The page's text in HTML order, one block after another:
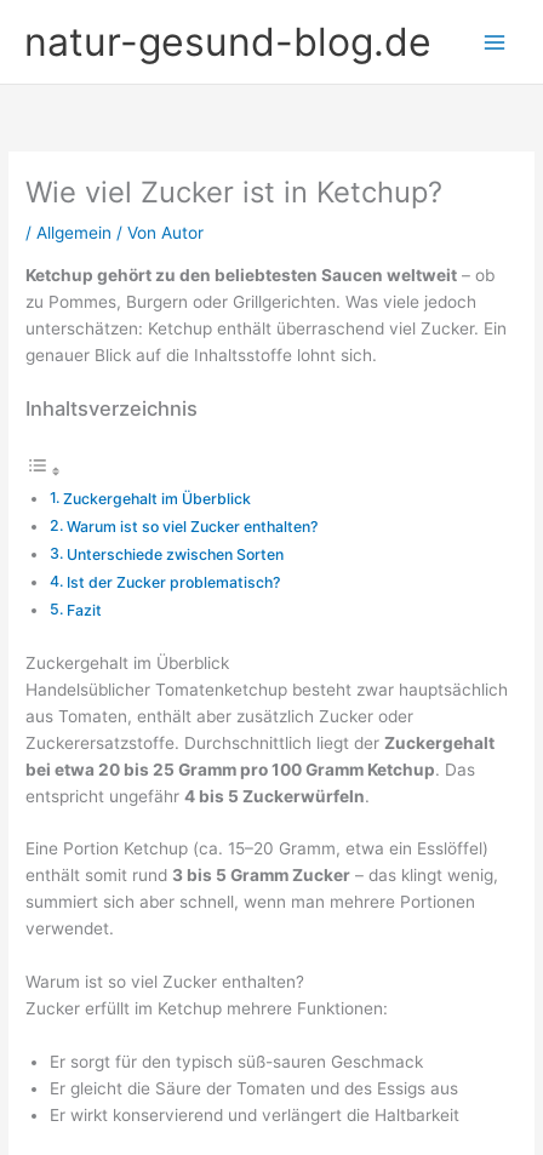
Inhaltnatur-gesund-blog.de
Wie viel Zucker ist in Ketchup?
/Allgemein / VonAutor
Ketchup gehört zu den beliebtesten Saucen weltweit – ob
zu Pommes, Burgern oder Grillgerichten. Was viele jedoch
unterschätzen: Ketchup enthält überraschend viel Zucker. Ein
genauer Blick auf die Inhaltsstoffe lohnt sich.
Inhaltsverzeichnis
Zuckergehalt im Überblick
Warum ist so viel Zucker enthalten?
Unterschiede zwischen Sorten
Ist der Zucker problematisch?
Fazit
Zuckergehalt im Überblick
Handelsüblicher Tomatenketchup besteht zwar hauptsächlich
aus Tomaten, enthält aber zusätzlich Zucker oder
Zuckerersatzstoffe. Durchschnittlich liegt derZuckergehalt
bei etwa 20 bis 25 Gramm pro 100 Gramm Ketchup. Das
entspricht ungefähr4 bis 5 Zuckerwürfeln.
Eine Portion Ketchup (ca. 15–20 Gramm, etwa ein Esslöffel)
enthält somit rund 3 bis 5 Gramm Zucker – das klingt wenig,
summiert sich aber schnell, wenn man mehrere Portionen
verwendet.
Warum ist so viel Zucker enthalten?
Zucker erfüllt im Ketchup mehrere Funktionen:
Er sorgt für den typisch süß-sauren Geschmack
Er gleicht die Säure der Tomaten und des Essigs aus
Er wirkt konservierend und verlängert die Haltbarkeit